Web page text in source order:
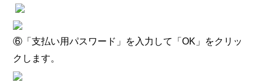
⑥「支払い用パスワード」を入力して「OK」をクリッ
クします。